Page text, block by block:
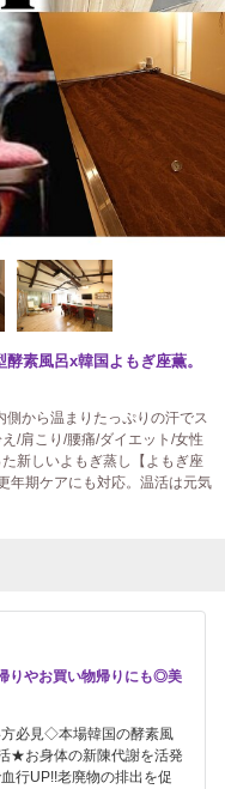
素風呂x韓国よもぎ座薫。
側から温まりたっぷりの汗でス
/肩こり/腰痛/ダイエット/女性
新しいよもぎ蒸し【よもぎ座
年期ケアにも対応。温活は元気
りやお買い物帰りにも◎美
必見◇本場韓国の酵素風
★お身体の新陳代謝を活発
行UP!!老廃物の排出を促